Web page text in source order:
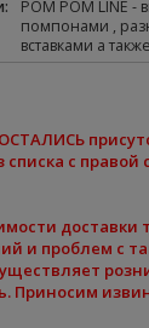
:
POM POM LINE -
помпонами ,
вставками а
списка с правой
и проблем с
Приносим